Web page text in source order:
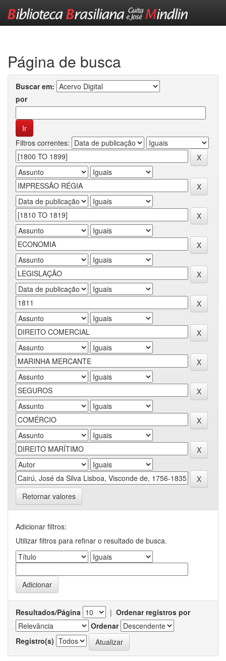
Página de busca
Buscar em:
por
Filtros correntes:
Retornar valores
Adicionar filtros:
Utilizar filtros para refinar o resultado de busca.
Resultados/Página | Ordenar registros por
Ordenar
Registro(s)